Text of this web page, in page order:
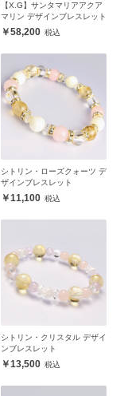
【X.G】サンタマリアアクア
マリン デザインブレスレット
58,200
シトリン・ローズクォーツ デ
ザインブレスレット
11,100
シトリン・クリスタル デザイ
ンブレスレット
13,500